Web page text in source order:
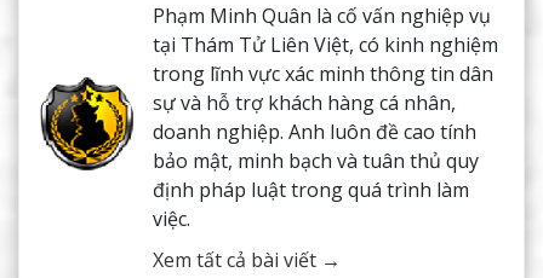
Phạm Minh Quân là cố vấn nghiệp vụ
tại Thám Tử Liên Việt, có kinh nghiệm
trong lĩnh vực xác minh thông tin dân
sự và hỗ trợ khách hàng cá nhân,
doanh nghiệp. Anh luôn đề cao tính
bảo mật, minh bạch và tuân thủ quy
định pháp luật trong quá trình làm
việc.
Xem tất cả bài viết →